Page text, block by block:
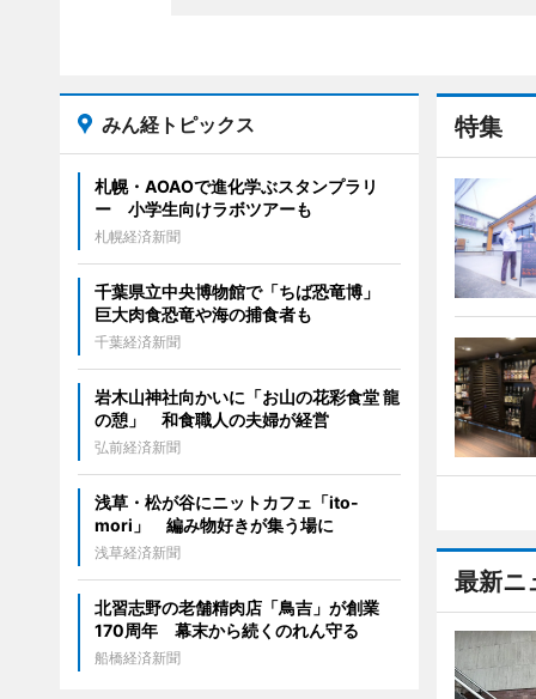
特集
最新ニ
みん経トピックス
札幌・AOAOで進化学ぶスタンプラリ
ー 小学生向けラボツアーも
札幌経済新聞
千葉県立中央博物館で「ちば恐竜博」
巨大肉食恐竜や海の捕食者も
千葉経済新聞
岩木山神社向かいに「お山の花彩食堂 龍
の憩」 和食職人の夫婦が経営
弘前経済新聞
浅草・松が谷にニットカフェ「ito-
mori」 編み物好きが集う場に
浅草経済新聞
北習志野の老舗精肉店「鳥吉」が創業
170周年 幕末から続くのれん守る
船橋経済新聞